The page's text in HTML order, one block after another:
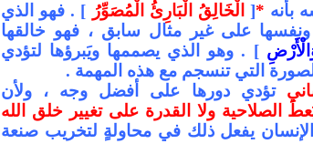
بأنه *
[ الْخَالِقُ الْبَارِئُ الْمُصَوِّرُ ] . فهو الذي
ونفسها على غير مثال سابق ، فهو خالقها
] . وهو الذي يصممها ويَبرؤها لتؤدي
التي تنسجم مع هذه المهمة .
تؤدي دورها على أفضل وجه ، ولأن
الصلاحية ولا القدرة على تغيير خلق الله
يفعل ذلك في محاولة لتخريب صنعة